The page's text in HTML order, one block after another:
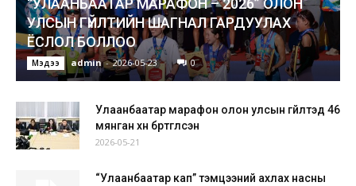
УЛСЫН ГҮЙЛТИЙН ШАГНАЛ ГАРДУУЛАХ
ЁСЛОЛ БОЛЛОО
Мэдээ admin - 2026-05-23 0
Улаанбаатар марафон олон улсын гүйлтэд 46
мянган хүн бүртгүүлсэн
2026-05-21
“Улаанбаатар кап” тэмцээний ахлах насны